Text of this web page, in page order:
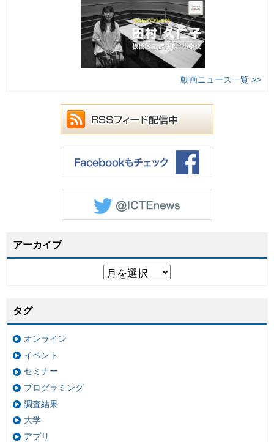
動画ニュース一覧 >>
アーカイブ
タグ
オンライン
イベント
セミナー
プログラミング
調査結果
大学
アプリ